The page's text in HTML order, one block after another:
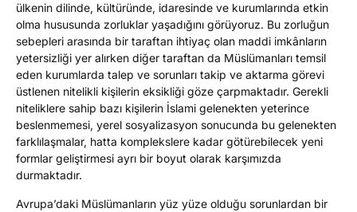
ülkenin dilinde, kültüründe, idaresinde ve kurumlarında etkin
olma hususunda zorluklar yaşadığını görüyoruz. Bu zorluğun
sebepleri arasında bir taraftan ihtiyaç olan maddi imkânların
yetersizliği yer alırken diğer taraftan da Müslümanları temsil
eden kurumlarda talep ve sorunları takip ve aktarma görevi
üstlenen nitelikli kişilerin eksikliği göze çarpmaktadır. Gerekli
niteliklere sahip bazı kişilerin İslami gelenekten yeterince
beslenmemesi, yerel sosyalizasyon sonucunda bu gelenekten
farklılaşmalar, hatta komplekslere kadar götürebilecek yeni
formlar geliştirmesi ayrı bir boyut olarak karşımızda
durmaktadır.
Avrupa’daki Müslümanların yüz yüze olduğu sorunlardan bir